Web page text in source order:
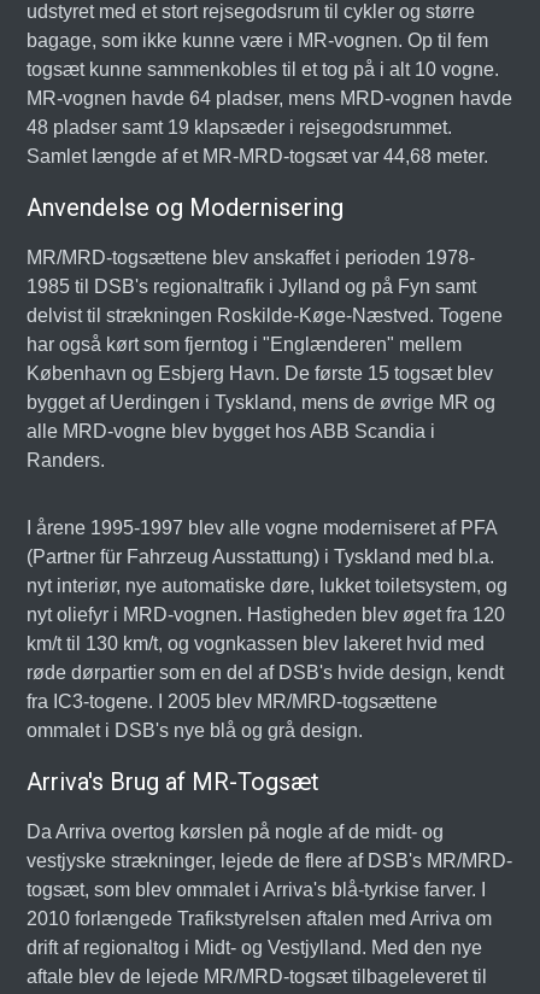
udstyret med et stort rejsegodsrum til cykler og større
bagage, som ikke kunne være i MR-vognen. Op til fem
togsæt kunne sammenkobles til et tog på i alt 10 vogne.
MR-vognen havde 64 pladser, mens MRD-vognen havde
48 pladser samt 19 klapsæder i rejsegodsrummet.
Samlet længde af et MR-MRD-togsæt var 44,68 meter.
Anvendelse og Modernisering
MR/MRD-togsættene blev anskaffet i perioden 1978-
1985 til DSB's regionaltrafik i Jylland og på Fyn samt
delvist til strækningen Roskilde-Køge-Næstved. Togene
har også kørt som fjerntog i "Englænderen" mellem
København og Esbjerg Havn. De første 15 togsæt blev
bygget af Uerdingen i Tyskland, mens de øvrige MR og
alle MRD-vogne blev bygget hos ABB Scandia i
Randers.
I årene 1995-1997 blev alle vogne moderniseret af PFA
(Partner für Fahrzeug Ausstattung) i Tyskland med bl.a.
nyt interiør, nye automatiske døre, lukket toiletsystem, og
nyt oliefyr i MRD-vognen. Hastigheden blev øget fra 120
km/t til 130 km/t, og vognkassen blev lakeret hvid med
røde dørpartier som en del af DSB's hvide design, kendt
fra IC3-togene. I 2005 blev MR/MRD-togsættene
ommalet i DSB's nye blå og grå design.
Arriva's Brug af MR-Togsæt
Da Arriva overtog kørslen på nogle af de midt- og
vestjyske strækninger, lejede de flere af DSB's MR/MRD-
togsæt, som blev ommalet i Arriva's blå-tyrkise farver. I
2010 forlængede Trafikstyrelsen aftalen med Arriva om
drift af regionaltog i Midt- og Vestjylland. Med den nye
aftale blev de lejede MR/MRD-togsæt tilbageleveret til